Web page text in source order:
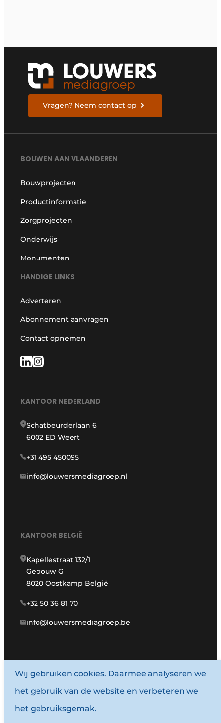
Vragen? Neem contact op
BOUWEN AAN VLAANDEREN
Bouwprojecten
Productinformatie
Zorgprojecten
Onderwijs
Monumenten
HANDIGE LINKS
Adverteren
Abonnement aanvragen
Contact opnemen
KANTOOR NEDERLAND
Schatbeurderlaan 6
6002 ED Weert
+31 495 450095
info@louwersmediagroep.nl
KANTOOR BELGIË
Kapellestraat 132/1
Gebouw G
8020 Oostkamp België
+32 50 36 81 70
info@louwersmediagroep.be
www.louwersmediagroep.com
© 1987 - 2026 Louwersmediagroep.
Algemene voorwaarden
Wij gebruiken cookies. Daarmee analyseren we
het gebruik van de website en verbeteren we
het gebruiksgemak.